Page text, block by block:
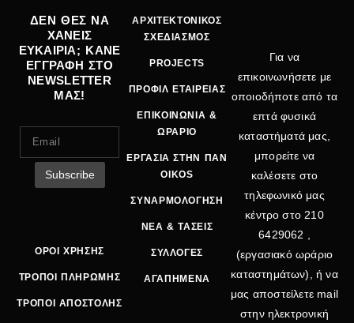
ΔΕΝ ΘΕΣ ΝΑ
ΧΑΝΕΙΣ
ΕΥΚΑΙΡΙΑ; ΚΑΝΕ
ΕΓΓΡΑΦΗ ΣΤΟ
NEWSLETTER
ΜΑΣ!
ΟΡΟΙ ΧΡΗΣΗΣ
ΤΡΟΠΟΙ ΠΛΗΡΩΜΗΣ
ΤΡΟΠΟΙ ΑΠΟΣΤΟΛΗΣ
ΑΡΧΙΤΕΚΤΟΝΙΚΟΣ
ΣΧΕΔΙΑΣΜΟΣ
PROJECTS
ΠΡΟΦΙΛ ΕΤΑΙΡΕΙΑΣ
ΕΠΙΚΟΙΝΩΝΙΑ &
ΩΡΑΡΙΟ
ΕΡΓΑΣΙΑ ΣΤΗΝ ΠΑΝ
OIKOS
ΣΥΝΑΡΜΟΛΟΓΗΣΗ
ΝΕΑ & ΤΑΣΕΙΣ
ΣΥΛΛΟΓΕΣ
ΑΓΑΠΗΜΕΝΑ
Για να
επικοινωνήσετε με
οποιοδήποτε από τα
επτά φυσικά
καταστήματά μας,
μπορείτε να
καλέσετε στο
τηλεφωνικό μας
κέντρο στο 210
6429062
(εργασιακό ωράριο
καταστημάτων), ή να
μας αποστείλετε mail
στην ηλεκτρονική